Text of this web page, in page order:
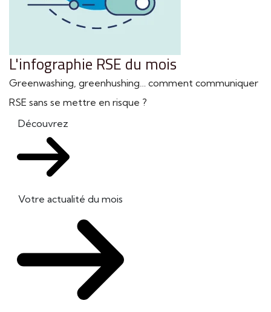
L'infographie RSE du mois
Greenwashing, greenhushing… comment communiquer
RSE sans se mettre en risque ?
Découvrez
Votre actualité du mois